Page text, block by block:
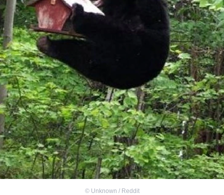
© Unknown / Reddit